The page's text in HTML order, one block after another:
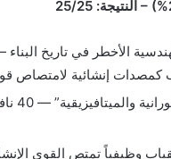
الأخطر في تاريخ البناء
كمصدات إنشائية لامتصاص
وظيفياً تمتص القوى